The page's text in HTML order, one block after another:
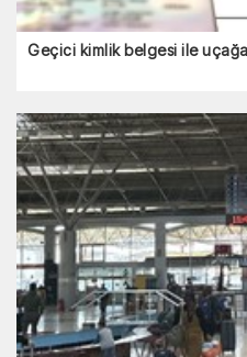
Geçici kimlik belgesi ile